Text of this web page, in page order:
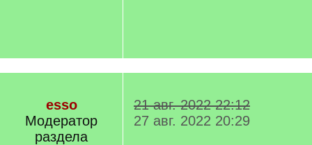
esso
Модератор
раздела
21 авг. 2022 22:12
27 авг. 2022 20:29